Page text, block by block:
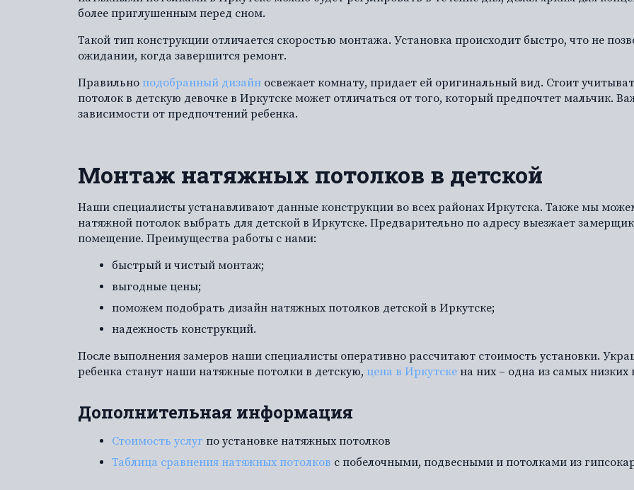
более приглушенным перед сном.
Такой тип конструкции отличается скоростью монтажа. Установка происходит быстро, что не
ожидании, когда завершится ремонт.
Правильно подобранный дизайн освежает комнату, придает ей оригинальный вид. Стоит
потолок в детскую девочке в Иркутске может отличаться от того, который предпочтет мальчик.
зависимости от предпочтений ребенка.
Монтаж натяжных потолков в детской
Наши специалисты устанавливают данные конструкции во всех районах Иркутска. Также мы
натяжной потолок выбрать для детской в Иркутске. Предварительно по адресу выезжает
помещение. Преимущества работы с нами:
быстрый и чистый монтаж;
выгодные цены;
поможем подобрать дизайн натяжных потолков детской в Иркутске;
надежность конструкций.
После выполнения замеров наши специалисты оперативно рассчитают стоимость установки.
ребенка станут наши натяжные потолки в детскую, цена в Иркутске на них – одна из самых низких
Дополнительная информация
Стоимость услуг по установке натяжных потолков
Таблица сравнения натяжных потолков с побелочными, подвесными и потолками из